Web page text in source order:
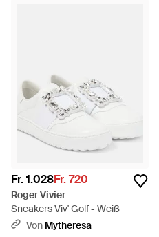
Fr. 1.028Fr. 720
Roger Vivier
Sneakers Viv' Golf - Weiß
Von Mytheresa